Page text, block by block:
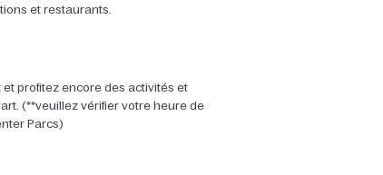
et restaurants.
profitez encore des activités et
(**veuillez vérifier votre heure de
Parcs)